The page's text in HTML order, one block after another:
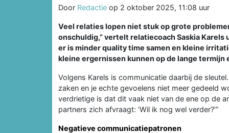
Door Redactie op 2 oktober 2025, 11:08 uur
Veel relaties lopen niet stuk op grote
onschuldig,” vertelt relatiecoach Saskia
er is minder quality time samen en kleine
kleine ergernissen kunnen op de lange termijn
Volgens Karels is communicatie daarbij de
zaken en je echte gevoelens niet meer gedeeld
verdrietige is dat dit vaak niet van de ene op de
partners zich afvraagt: ‘Wil ik nog wel verder?’”
Negatieve communicatiepatronen